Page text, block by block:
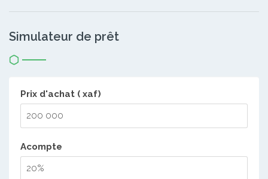
Simulateur de prêt
Prix d'achat ( xaf)
Acompte